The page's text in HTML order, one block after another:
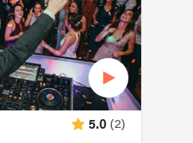
5.0 (2)